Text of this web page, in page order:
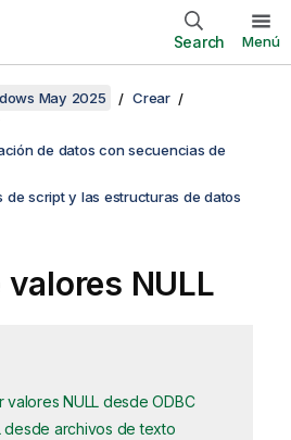
Search Menú
May 2025
Crear
de datos con secuencias de
de script y las estructuras de datos
valores NULL
NULL desde ODBC
desde archivos de texto